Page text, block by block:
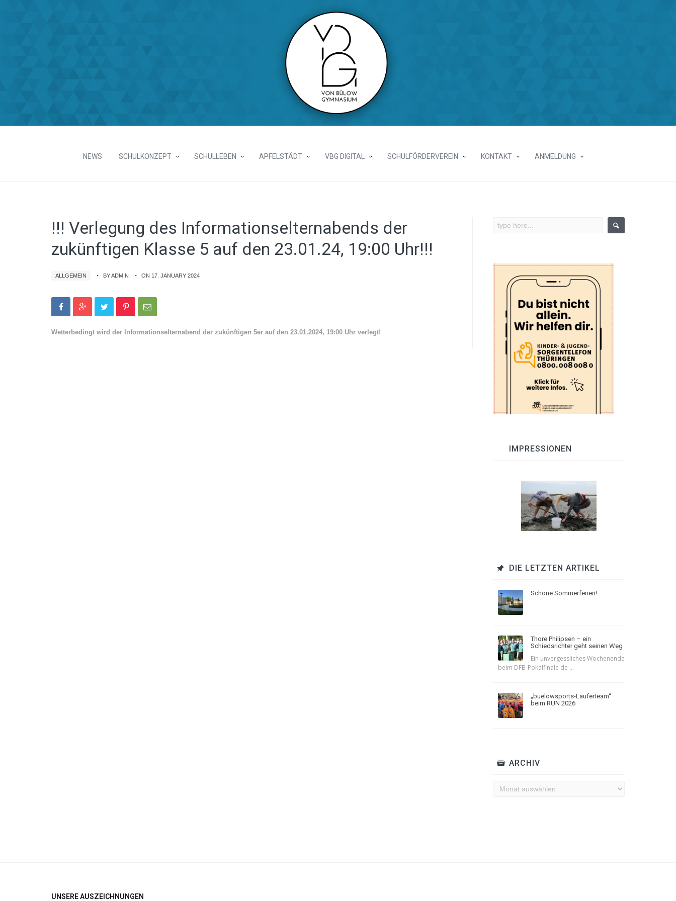
NEWS SCHULKONZEPT SCHULLEBEN APFELSTÄDT VBG DIGITAL SCHULFÖRDERVEREIN KONTAKT ANMELDUNG
!!! Verlegung des Informationselternabends der
zukünftigen Klasse 5 auf den 23.01.24, 19:00 Uhr!!!
ALLGEMEIN BY ADMIN ON 17. JANUARY 2024
Wetterbedingt wird der Informationselternabend der zukünftigen 5er auf den 23.01.2024, 19:00 Uhr verlegt!
IMPRESSIONEN
DIE LETZTEN ARTIKEL
Schöne Sommerferien!
Thore Philipsen – ein
Schiedsrichter geht seinen Weg
Ein unvergessliches Wochenende
beim DFB-Pokalfinale de ...
„buelowsports-Läuferteam“
beim RUN 2026
ARCHIV
Archiv
UNSERE AUSZEICHNUNGEN